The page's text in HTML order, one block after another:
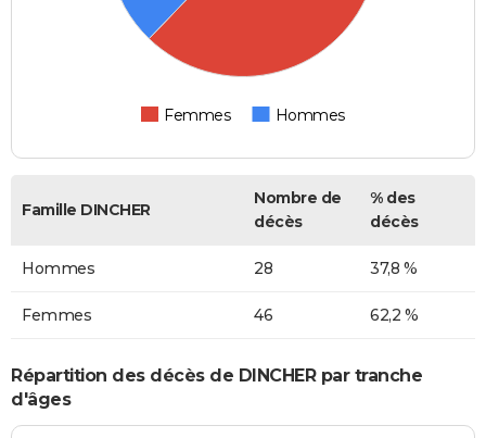
Femmes Hommes
Famille DINCHER
Nombre de
décès
% des
décès
Hommes 28 37,8 %
Femmes 46 62,2 %
Répartition des décès de DINCHER par tranche
d'âges